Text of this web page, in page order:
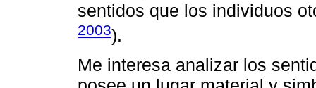
sentidos que los individuos
2003).
Me interesa analizar los